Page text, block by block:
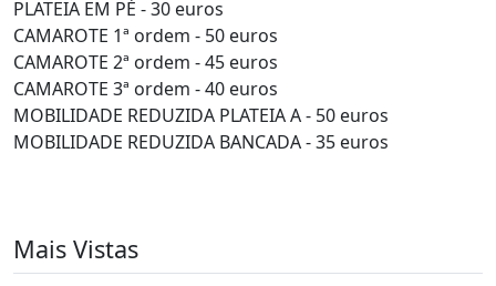
PLATEIA EM PÉ - 30 euros
CAMAROTE 1ª ordem - 50 euros
CAMAROTE 2ª ordem - 45 euros
CAMAROTE 3ª ordem - 40 euros
MOBILIDADE REDUZIDA PLATEIA A - 50 euros
MOBILIDADE REDUZIDA BANCADA - 35 euros
Mais Vistas